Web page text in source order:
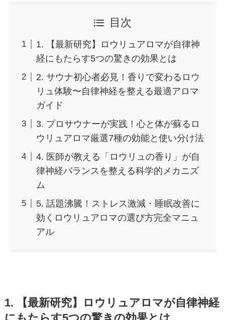
目次
1. 【最新研究】ロウリュアロマが自律神
経にもたらす5つの驚きの効果とは
2. サウナ初心者必見！香りで変わるロウ
リュ体験〜自律神経を整える最適アロマ
ガイド
3. プロサウナーが実践！心と体が蘇るロ
ウリュアロマ厳選7種の効能と使い分け法
4. 医師が教える「ロウリュの香り」が自
律神経バランスを整える科学的メカニズ
ム
5. 話題沸騰！ストレス激減・睡眠改善に
効くロウリュアロマの選び方完全マニュ
アル
1. 【最新研究】ロウリュアロマが自律神経